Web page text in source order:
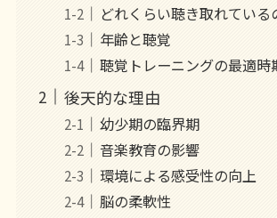
どれくらい聴き取れている
年齢と聴覚
聴覚トレーニングの最適時
後天的な理由
幼少期の臨界期
音楽教育の影響
環境による感受性の向上
脳の柔軟性